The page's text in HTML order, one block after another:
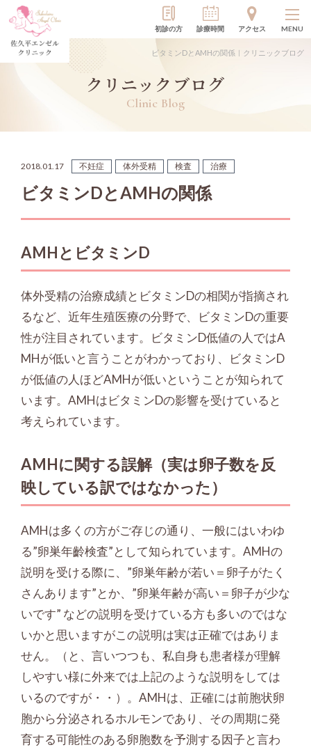
初診の方 診療時間 アクセス MENU
ビタミンDとAMHの関係｜クリニックブログ
クリニックブログ
Clinic Blog
2018.01.17 不妊症 体外受精 検査 治療
ビタミンDとAMHの関係
AMHとビタミンD
体外受精の治療成績とビタミンDの相関が指摘され
るなど、近年生殖医療の分野で、ビタミンDの重要
性が注目されています。ビタミンD低値の人ではA
MHが低いと言うことがわかっており、ビタミンD
が低値の人ほどAMHが低いということが知られて
います。AMHはビタミンDの影響を受けていると
考えられています。
AMHに関する誤解（実は卵子数を反
映している訳ではなかった）
AMHは多くの方がご存じの通り、一般にはいわゆ
る”卵巣年齡検査”として知られています。AMHの
説明を受ける際に、”卵巣年齢が若い＝卵子がたく
さんあります”とか、”卵巣年齢が高い＝卵子が少な
いです” などの説明を受けている方も多いのではな
いかと思いますがこの説明は実は正確ではありま
せん。（と、言いつつも、私自身も患者様が理解
しやすい様に外来では上記のような説明をしては
いるのですが・・）。AMHは、正確には前胞状卵
胞から分泌されるホルモンであり、その周期に発
育する可能性のある卵胞数を予測する因子と言わ